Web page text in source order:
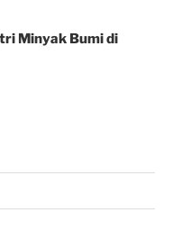
Minyak Bumi di